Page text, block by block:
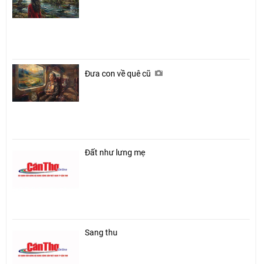
Đưa con về quê cũ
Đất như lưng mẹ
Sang thu